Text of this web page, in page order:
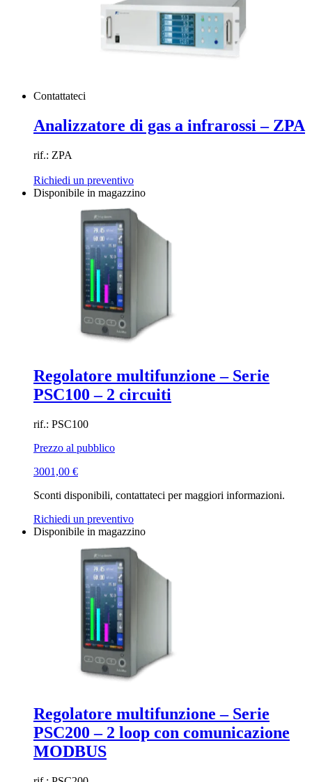
Contattateci
Analizzatore di gas a infrarossi – ZPA
rif.: ZPA
Richiedi un preventivo
Disponibile in magazzino
Regolatore multifunzione – Serie
PSC100 – 2 circuiti
rif.: PSC100
Prezzo al pubblico
3001,00 €
Sconti disponibili, contattateci per maggiori informazioni.
Richiedi un preventivo
Disponibile in magazzino
Regolatore multifunzione – Serie
PSC200 – 2 loop con comunicazione
MODBUS